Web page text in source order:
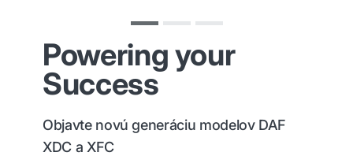
Powering your
Success
Objavte novú generáciu modelov DAF
XDC a XFC